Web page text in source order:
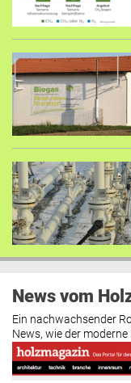
News vom
Ein nachwachsender
News, wie der